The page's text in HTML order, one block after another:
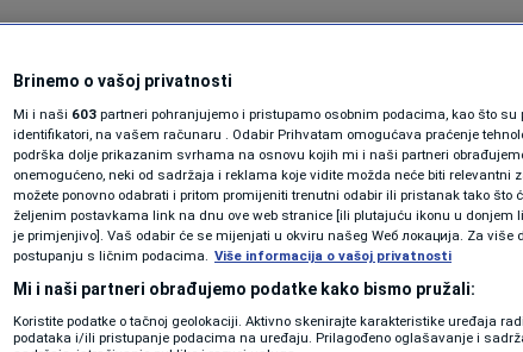
Brinemo o vašoj privatnosti
Mi i naši 603 partneri pohranjujemo i pristupamo osobnim podacima, kao što
identifikatori, na vašem računaru . Odabir Prihvatam omogućava praćenje
podrška dolje prikazanim svrhama na osnovu kojih mi i naši partneri
onemogućeno, neki od sadržaja i reklama koje vidite možda neće biti relevantni
možete ponovno odabrati i pritom promijeniti trenutni odabir ili pristanak tako što
željenim postavkama link na dnu ove web stranice [ili plutajuću ikonu u donjem
je primjenjivo]. Vaš odabir će se mijenjati u okviru našeg Wеб локација. Za više
postupanju s ličnim podacima. Više informacija o vašoj privatnosti
Mi i naši partneri obrađujemo podatke kako bismo pružali:
Koristite podatke o tačnoj geolokaciji. Aktivno skenirajte karakteristike uređaja
podataka i/ili pristupanje podacima na uređaju. Prilagođeno oglašavanje i